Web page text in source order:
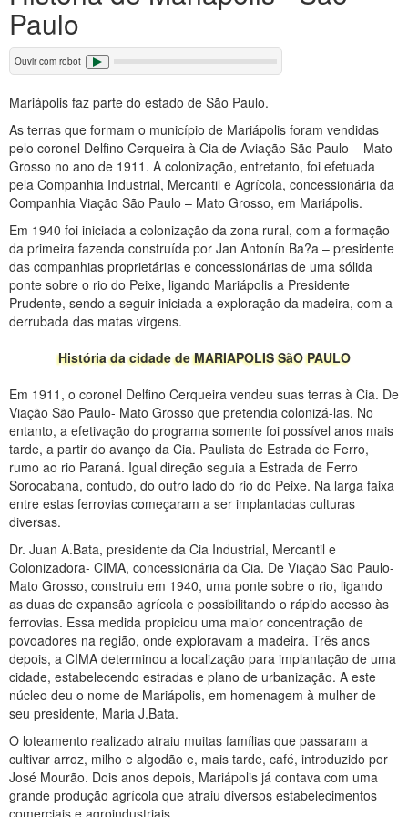
Paulo
Ouvir com robot
Mariápolis faz parte do estado de São Paulo.
As terras que formam o município de Mariápolis foram vendidas
pelo coronel Delfino Cerqueira à Cia de Aviação São Paulo – Mato
Grosso no ano de 1911. A colonização, entretanto, foi efetuada
pela Companhia Industrial, Mercantil e Agrícola, concessionária da
Companhia Viação São Paulo – Mato Grosso, em Mariápolis.
Em 1940 foi iniciada a colonização da zona rural, com a formação
da primeira fazenda construída por Jan Antonín Ba?a – presidente
das companhias proprietárias e concessionárias de uma sólida
ponte sobre o rio do Peixe, ligando Mariápolis a Presidente
Prudente, sendo a seguir iniciada a exploração da madeira, com a
derrubada das matas virgens.
História da cidade de MARIAPOLIS SãO PAULO
Em 1911, o coronel Delfino Cerqueira vendeu suas terras à Cia. De
Viação São Paulo- Mato Grosso que pretendia colonizá-las. No
entanto, a efetivação do programa somente foi possível anos mais
tarde, a partir do avanço da Cia. Paulista de Estrada de Ferro,
rumo ao rio Paraná. Igual direção seguia a Estrada de Ferro
Sorocabana, contudo, do outro lado do rio do Peixe. Na larga faixa
entre estas ferrovias começaram a ser implantadas culturas
diversas.
Dr. Juan A.Bata, presidente da Cia Industrial, Mercantil e
Colonizadora- CIMA, concessionária da Cia. De Viação São Paulo-
Mato Grosso, construiu em 1940, uma ponte sobre o rio, ligando
as duas de expansão agrícola e possibilitando o rápido acesso às
ferrovias. Essa medida propiciou uma maior concentração de
povoadores na região, onde exploravam a madeira. Três anos
depois, a CIMA determinou a localização para implantação de uma
cidade, estabelecendo estradas e plano de urbanização. A este
núcleo deu o nome de Mariápolis, em homenagem à mulher de
seu presidente, Maria J.Bata.
O loteamento realizado atraiu muitas famílias que passaram a
cultivar arroz, milho e algodão e, mais tarde, café, introduzido por
José Mourão. Dois anos depois, Mariápolis já contava com uma
grande produção agrícola que atraiu diversos estabelecimentos
comerciais e agroindustriais.